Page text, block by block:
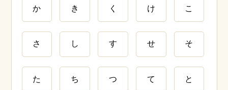
か き く け こ
さ し す せ そ
た ち つ て と